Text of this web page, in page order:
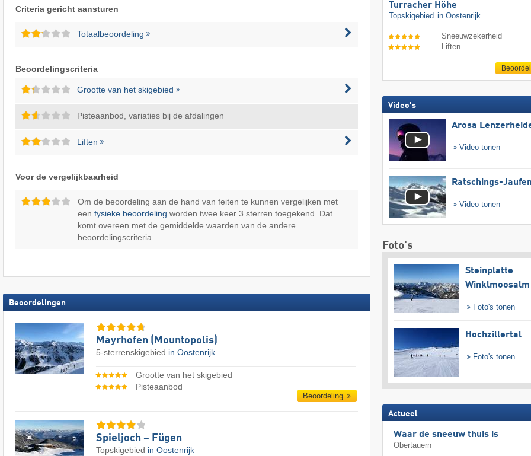
Criteria gericht aansturen
Totaalbeoordeling
Beoordelingscriteria
Grootte van het skigebied
Pisteaanbod, variaties bij de afdalingen
Liften
Voor de vergelijkbaarheid
Om de beoordeling aan de hand van feiten te kunnen vergelijken met
een fysieke beoordeling worden twee keer 3 sterren toegekend. Dat
komt overeen met de gemiddelde waarden van de andere
beoordelingscriteria.
Beoordelingen
Mayrhofen (Mountopolis)
5-sterrenskigebied in Oostenrijk
Grootte van het skigebied
Pisteaanbod
Beoordeling
Spieljoch – Fügen
Topskigebied in Oostenrijk
Turracher Höhe
Topskigebied in Oostenrijk
Sneeuwzekerheid
Liften
Video's
Arosa
Video tonen
Ratschings-Jaufen
Video tonen
Foto's
Steinplatte
Winklmoosalm
Foto's tonen
Hochzillertal
Foto's tonen
Actueel
Waar de sneeuw thuis is
Obertauern